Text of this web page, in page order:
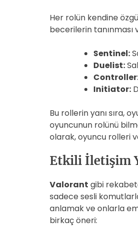
Her rolün kendine
becerilerin tanınması
Sentinel:
Duelist:
Initiator:
Bu rollerin yanı sıra,
oyuncunun rolünü
olarak, oyuncu rolleri
Etkili İletişim
Valorant gibi
sadece sesli
anlamak ve onlarla
birkaç öneri: